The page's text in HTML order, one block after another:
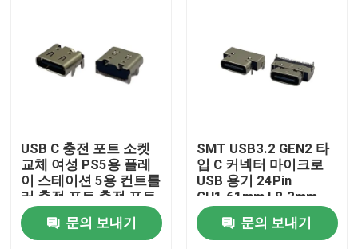
홈
USB C 충전 포트 소켓
교체 여성 PS5용 플레
이 스테이션 5용 컨트롤
러 충전 포트 충전 포트
문의 보내기
SMT USB3.2 GEN2 타
입 C 커넥터 마이크로
USB 용기 24Pin
CH1.61mm L8.3mm
문의 보내기